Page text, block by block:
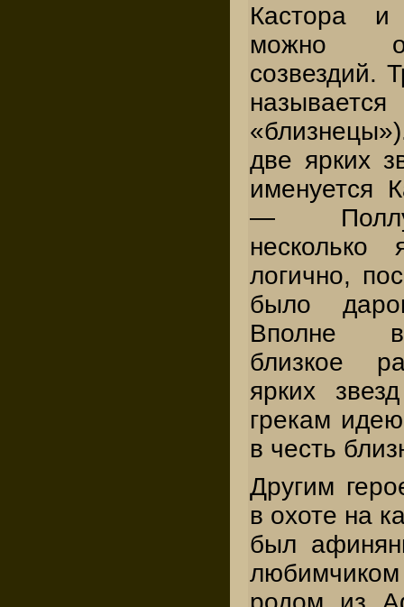
Кастора
можно
созвездий.
две ярких
именуется
—
несколько
логично,
было
Вполне
близкое
ярких
грекам
в честь
Другим
в охоте на
был